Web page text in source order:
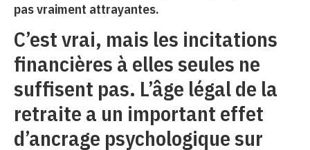
pas vraiment attrayantes.
C’est vrai, mais les incitations
financières à elles seules ne
suffisent pas. L’âge légal de la
retraite a un important effet
d’ancrage psychologique sur